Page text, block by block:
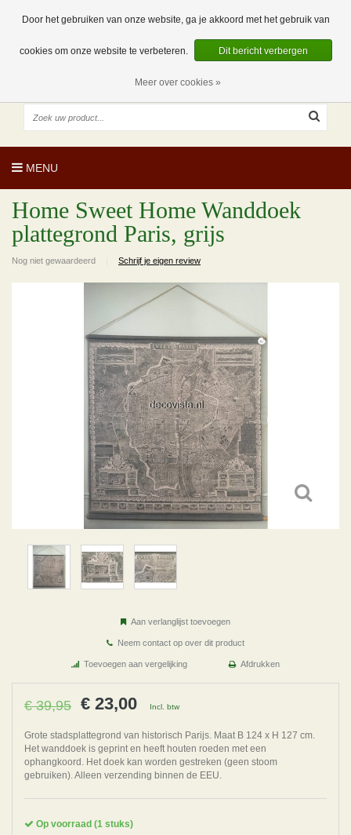
0 Artikelen
NL
EUR
MENU
Home Sweet Home Wanddoek
plattegrond Paris, grijs
Nog niet gewaardeerd Schrijf je eigen review
Aan verlanglijst toevoegen
Neem contact op over dit product
Toevoegen aan vergelijking Afdrukken
€ 39,95 € 23,00 Incl. btw
Grote stadsplattegrond van historisch Parijs. Maat B 124 x H 127 cm.
Het wanddoek is geprint en heeft houten roeden met een
ophangkoord. Het doek kan worden gestreken (geen stoom
gebruiken). Alleen verzending binnen de EEU.
Op voorraad (1 stuks)
Door het gebruiken van onze website, ga je akkoord met het gebruik van
cookies om onze website te verbeteren. Dit bericht verbergen
Meer over cookies »